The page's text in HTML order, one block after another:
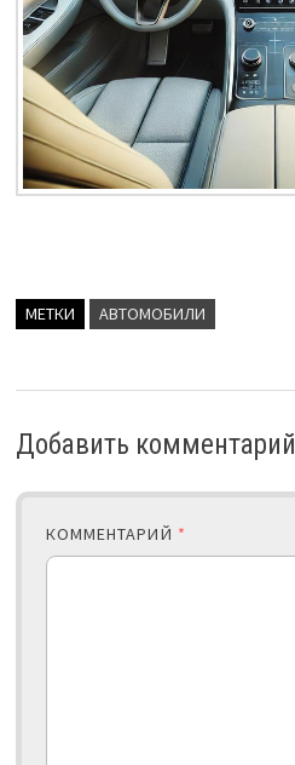
МЕТКИ АВТОМОБИЛИ
Добавить комментарий
КОММЕНТАРИЙ *